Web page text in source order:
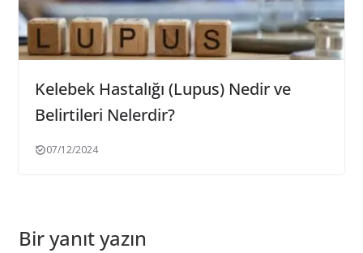
Kelebek Hastalığı (Lupus) Nedir ve
Belirtileri Nelerdir?
07/12/2024
Bir yanıt yazın